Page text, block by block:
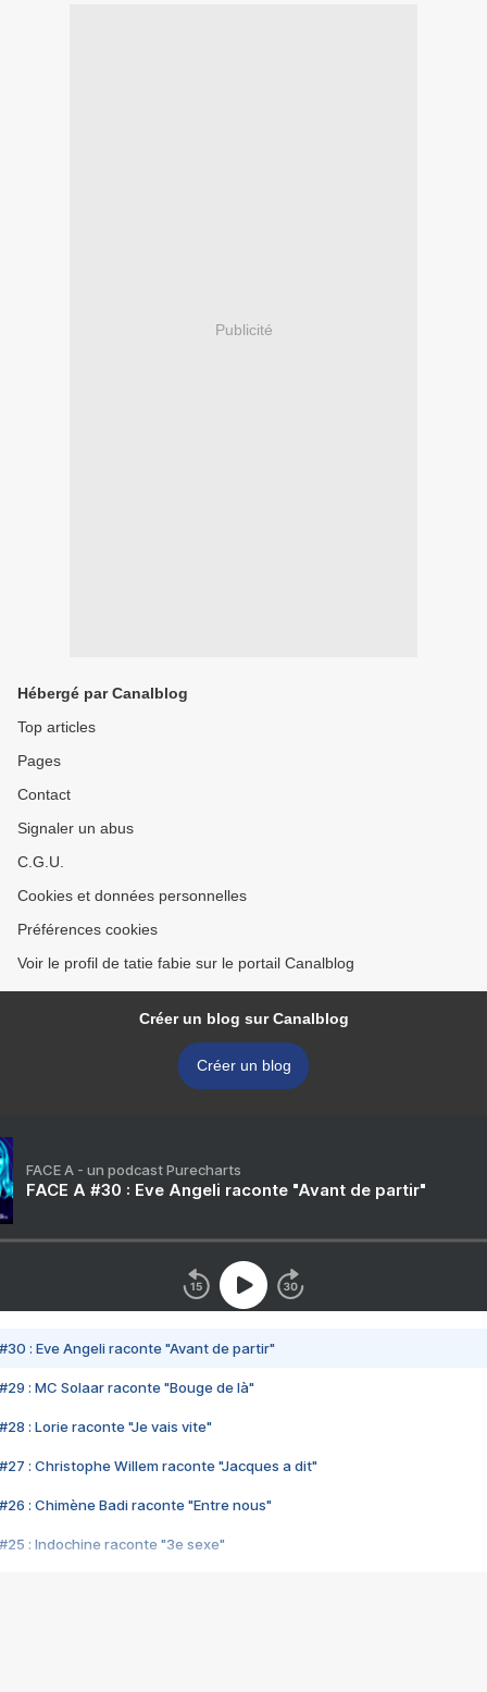
Publicité
Hébergé par Canalblog
Top articles
Pages
Contact
Signaler un abus
C.G.U.
Cookies et données personnelles
Préférences cookies
Voir le profil de tatie fabie sur le portail Canalblog
Créer un blog sur Canalblog
Créer un blog
FACE A - un podcast Purecharts
FACE A #30 : Eve Angeli raconte "Avant de partir"
#30 : Eve Angeli raconte "Avant de partir"
#29 : MC Solaar raconte "Bouge de là"
#28 : Lorie raconte "Je vais vite"
#27 : Christophe Willem raconte "Jacques a dit"
#26 : Chimène Badi raconte "Entre nous"
#25 : Indochine raconte "3e sexe"